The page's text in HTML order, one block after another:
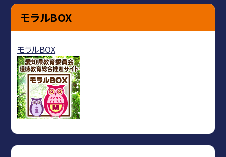
モラルBOX
モラルBOX